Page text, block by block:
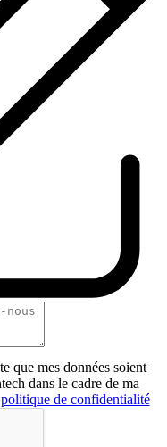
que mes données soient
dans le cadre de ma
politique de confidentialité